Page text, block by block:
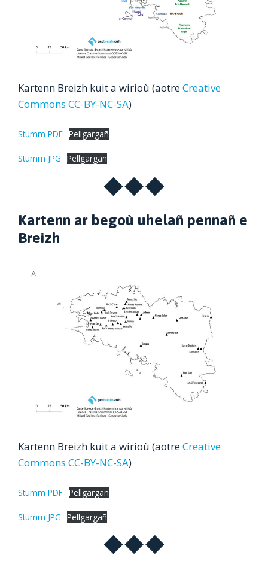
Kartenn Breizh kuit a wirioù (aotreCreative
Commons CC-BY-NC-SA)
Stumm PDF Pellgargañ
Stumm JPG Pellgargañ
Kartenn ar begoù uhelañ pennañ e
Breizh
Kartenn Breizh kuit a wirioù (aotreCreative
Commons CC-BY-NC-SA)
Stumm PDF Pellgargañ
Stumm JPG Pellgargañ